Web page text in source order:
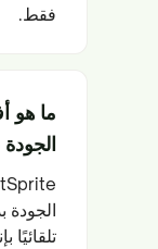
فقط.
ما هو
الجودة
تلقائيًا